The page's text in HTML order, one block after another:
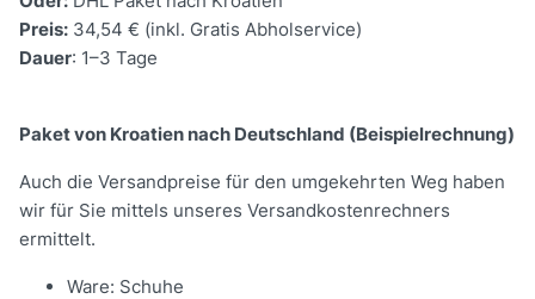
Preis: 34,54 € (inkl. Gratis Abholservice)
Dauer: 1–3 Tage
Paket von Kroatien nach Deutschland (Beispielrechnung)
Auch die Versandpreise für den umgekehrten Weg haben
wir für Sie mittels unseres Versandkostenrechners
ermittelt.
Ware: Schuhe